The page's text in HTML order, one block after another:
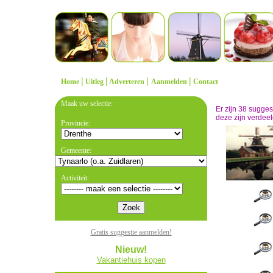
Home | Uitleg | Adverteren | Aanmelden | Contact
Maak uw selectie:
Provincie:
Gemeente:
Activiteit:
Gratis suggestie aanmelden!
Nieuw!
Vakantiehuis kopen
Er zijn 38
deze zijn